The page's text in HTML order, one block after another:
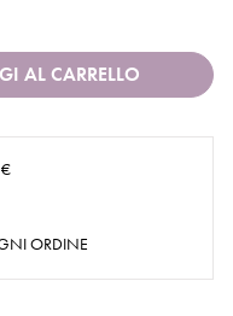
AL CARRELLO
ORDINE